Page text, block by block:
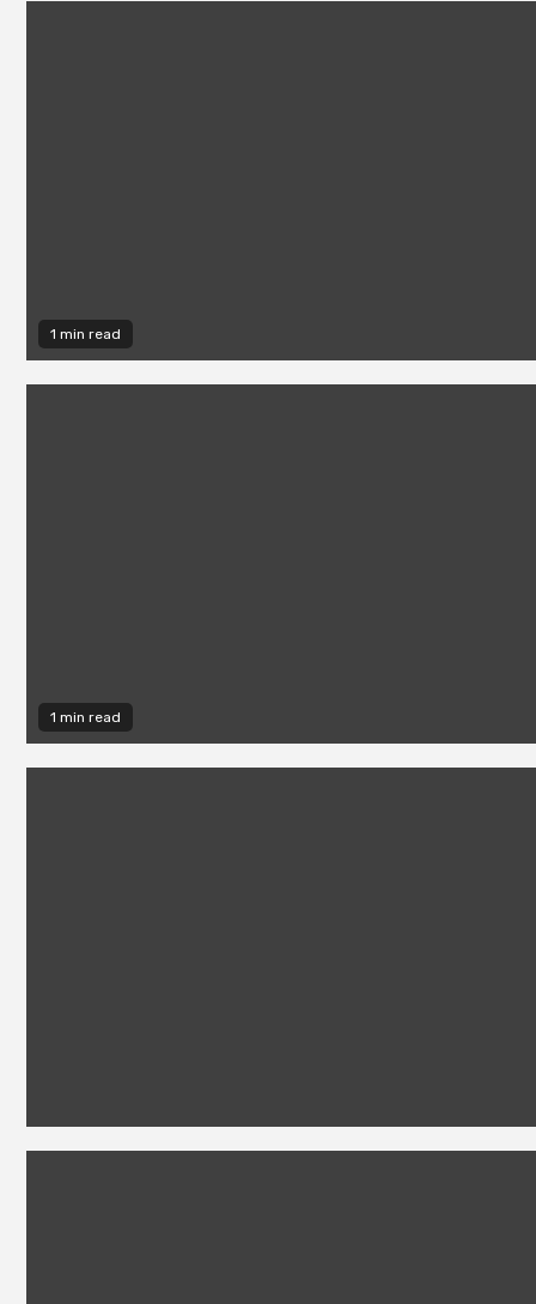
1 min read
1 min read